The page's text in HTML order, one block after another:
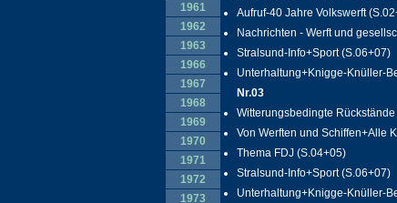
1961
1962
1963
1966
1967
1968
1969
1970
1971
1972
1973
Aufruf-40 Jahre Volkswerft
Nachrichten - Werft und
Stralsund-Info+Sport (S.06+07)
Unterhaltung+Knigge-Knüller-
Nr.03
Witterungsbedingte
Von Werften und Schiffen+Alle
Thema FDJ (S.04+05)
Stralsund-Info+Sport (S.06+07)
Unterhaltung+Knigge-Knüller-